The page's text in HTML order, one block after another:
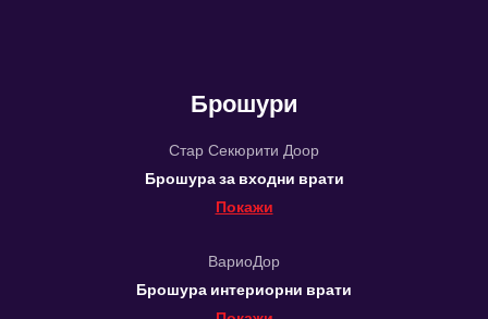
Брошури
Стар Секюрити Доор
Брошура за входни врати
Покажи
ВариоДор
Брошура интериорни врати